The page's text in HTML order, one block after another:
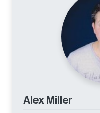
Alex Miller